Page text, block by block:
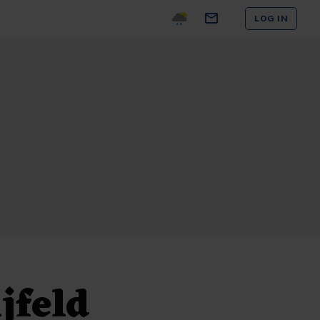
LOG IN